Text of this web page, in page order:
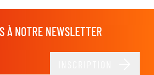
À NOTRE NEWSLETTER